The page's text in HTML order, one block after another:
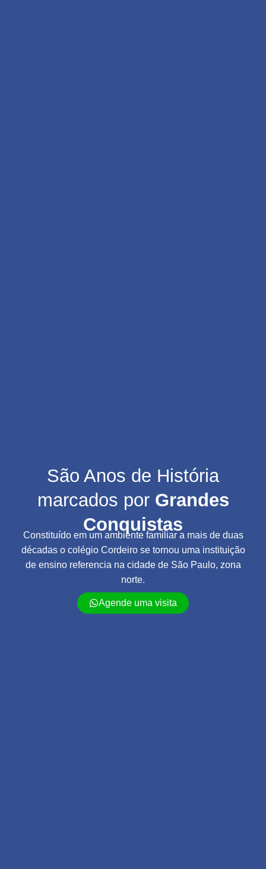
São Anos de História
marcados por Grandes
Conquistas
Constituído em um ambiente familiar a mais de duas
décadas o colégio Cordeiro se tornou uma instituição
de ensino referencia na cidade de São Paulo, zona
norte.
Agende uma visita